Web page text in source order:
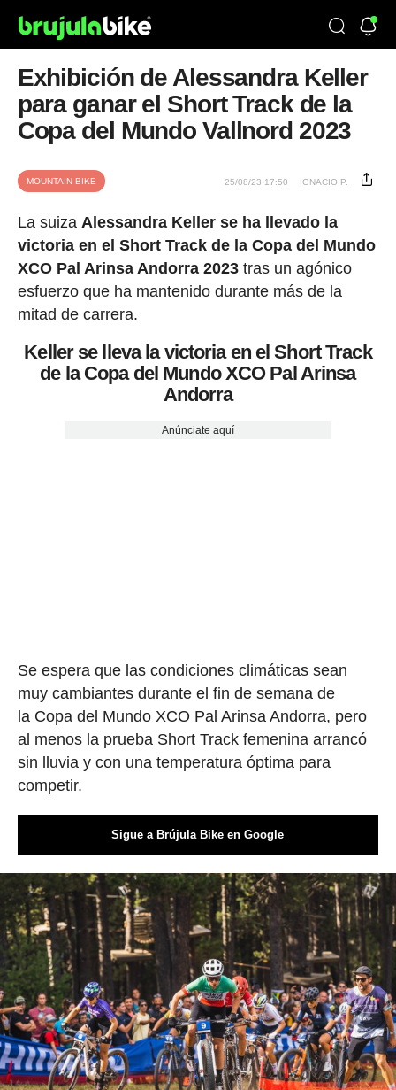
Exhibición de Alessandra Keller
para ganar el Short Track de la
Copa del Mundo Vallnord 2023
MOUNTAIN BIKE 25/08/23 17:50 IGNACIO P.
La suiza Alessandra Keller se ha llevado la
victoria en el Short Track de la Copa del Mundo
XCO Pal Arinsa Andorra 2023tras un agónico
esfuerzo que ha mantenido durante más de la
mitad de carrera.
Keller se lleva la victoria en el Short Track
de la Copa del Mundo XCO Pal Arinsa
Andorra
Anúnciate aquí
Se espera que las condiciones climáticas sean
muy cambiantes durante el fin de semana de
la Copa del Mundo XCO Pal Arinsa Andorra, pero
al menos la prueba Short Track femenina arrancó
sin lluvia y con una temperatura óptima para
competir.
Sigue a Brújula Bike en Google